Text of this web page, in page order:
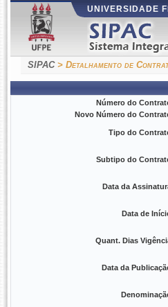
UNIVERSIDADE
SIPAC> Detalhamento de
Número do
Novo Número do
Tipo do
Subtipo do
Data da
Data de
Quant. Dias
Data da